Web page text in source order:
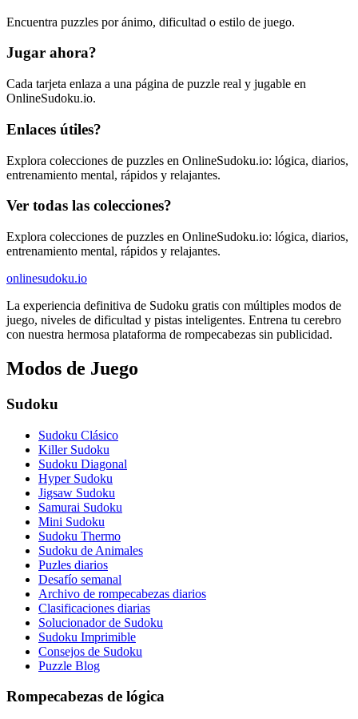
Encuentra puzzles por ánimo, dificultad o estilo de juego.
Jugar ahora?
Cada tarjeta enlaza a una página de puzzle real y jugable en
OnlineSudoku.io.
Enlaces útiles?
Explora colecciones de puzzles en OnlineSudoku.io: lógica, diarios,
entrenamiento mental, rápidos y relajantes.
Ver todas las colecciones?
Explora colecciones de puzzles en OnlineSudoku.io: lógica, diarios,
entrenamiento mental, rápidos y relajantes.
onlinesudoku.io
La experiencia definitiva de Sudoku gratis con múltiples modos de
juego, niveles de dificultad y pistas inteligentes. Entrena tu cerebro
con nuestra hermosa plataforma de rompecabezas sin publicidad.
Modos de Juego
Sudoku
Sudoku Clásico
Killer Sudoku
Sudoku Diagonal
Hyper Sudoku
Jigsaw Sudoku
Samurai Sudoku
Mini Sudoku
Sudoku Thermo
Sudoku de Animales
Puzles diarios
Desafío semanal
Archivo de rompecabezas diarios
Clasificaciones diarias
Solucionador de Sudoku
Sudoku Imprimible
Consejos de Sudoku
Puzzle Blog
Rompecabezas de lógica